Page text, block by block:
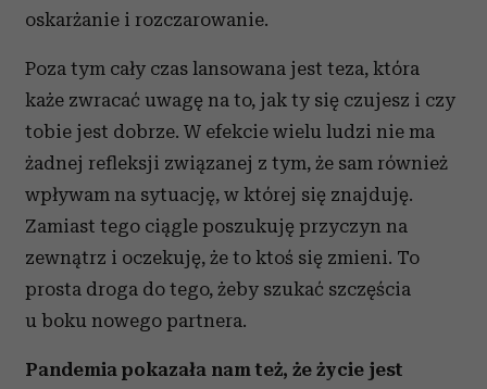
oskarżanie i rozczarowanie.
Poza tym cały czas lansowana jest teza, która
każe zwracać uwagę na to, jak ty się czujesz i czy
tobie jest dobrze. W efekcie wielu ludzi nie ma
żadnej refleksji związanej z tym, że sam również
wpływam na sytuację, w której się znajduję.
Zamiast tego ciągle poszukuję przyczyn na
zewnątrz i oczekuję, że to ktoś się zmieni. To
prosta droga do tego, żeby szukać szczęścia
u boku nowego partnera.
Pandemia pokazała nam też, że życie jest